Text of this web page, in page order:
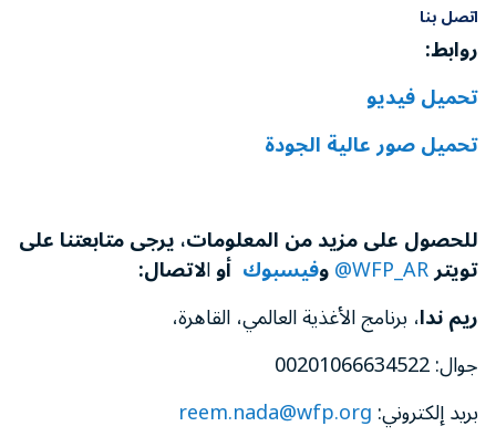
اتصل بنا
روابط:
تحميل فيديو
تحميلصور عالية الجودة
للحصول على مزيد من المعلومات، يرجى متابعتناعلى
تويترWFP_AR@ وفيسبوك أوالاتصال:
ريم ندا، برنامج الأغذية العالمي، القاهرة،
جوال: 00201066634522
بريد إلكتروني:reem.nada@wfp.org